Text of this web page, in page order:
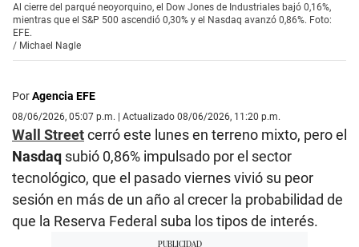
Al cierre del parqué neoyorquino, el Dow Jones de Industriales bajó 0,16%,
mientras que el S&P 500 ascendió 0,30% y el Nasdaq avanzó 0,86%. Foto:
EFE.
/ Michael Nagle
PorAgencia EFE
08/06/2026, 05:07 p.m. | Actualizado 08/06/2026, 11:20 p.m.
Wall Streetcerró este lunes en terreno mixto, pero el
Nasdaq subió 0,86% impulsado por el sector
tecnológico, que el pasado viernes vivió su peor
sesión en más de un año al crecer la probabilidad de
que la Reserva Federal suba los tipos de interés.